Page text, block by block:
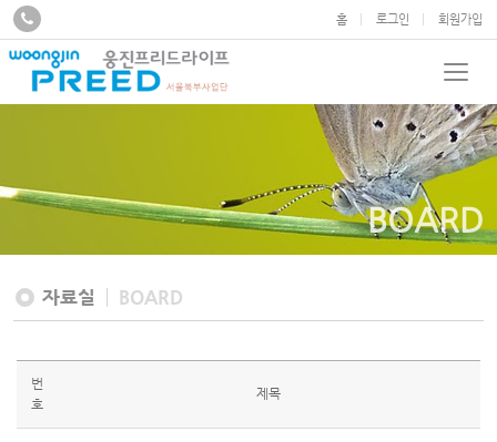
홈 로그인 회원가입
BOARD
자료실 BOARD
번
호
제목